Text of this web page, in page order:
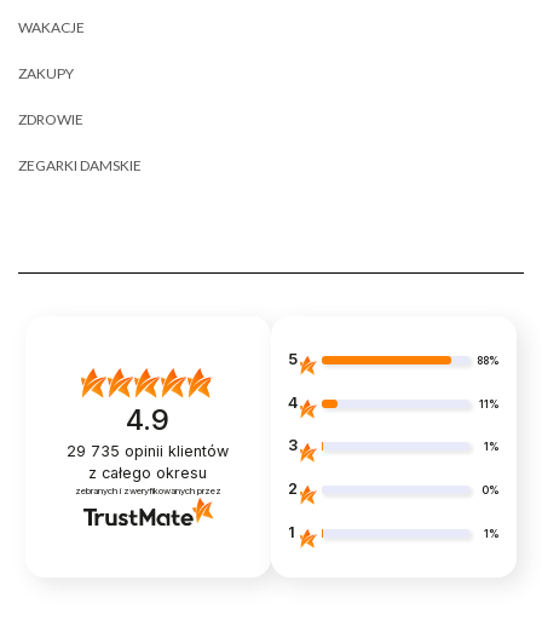
WAKACJE
ZAKUPY
ZDROWIE
ZEGARKI DAMSKIE
4.9
29 735 opinii klientów
z całego okresu
zebranych i zweryfikowanych przez
5 88%
4 11%
3 1%
2 0%
1 1%